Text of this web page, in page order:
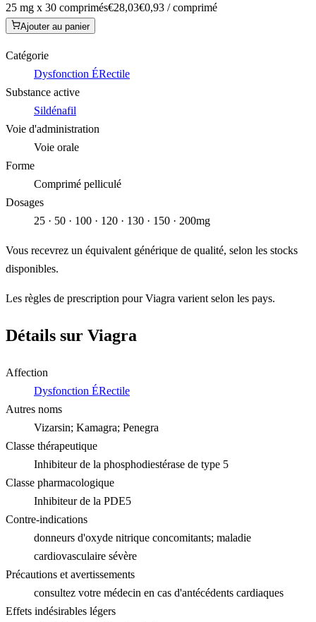
25 mg x 30 comprimés€28,03€0,93 / comprimé
Ajouter au panier
Catégorie
Dysfonction ÉRectile
Substance active
Sildénafil
Voie d'administration
Voie orale
Forme
Comprimé pelliculé
Dosages
25 · 50 · 100 · 120 · 130 · 150 · 200mg
Vous recevrez un équivalent générique de qualité, selon les stocks
disponibles.
Les règles de prescription pour Viagra varient selon les pays.
Détails sur Viagra
Affection
Dysfonction ÉRectile
Autres noms
Vizarsin; Kamagra; Penegra
Classe thérapeutique
Inhibiteur de la phosphodiestérase de type 5
Classe pharmacologique
Inhibiteur de la PDE5
Contre-indications
donneurs d'oxyde nitrique concomitants; maladie
cardiovasculaire sévère
Précautions et avertissements
consultez votre médecin en cas d'antécédents cardiaques
Effets indésirables légers